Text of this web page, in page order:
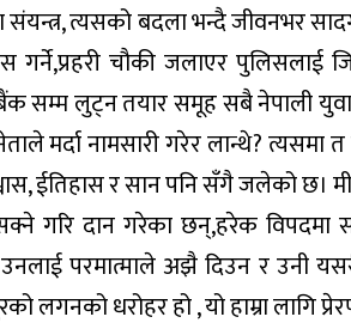
त्यसको बदला भन्दै जीवनभर
गर्ने,प्रहरी चौकी जलाएर पुलिसलाई
सम्म लुट्न तयार समूह सबै नेपाली
मर्दा नामसारी गरेर लान्थे?
विश्वास, ईतिहास र सान पनि सँगै
गरि दान गरेका छन्,हरेक
परमात्माले अझै दिउन र उनी
धरोहर हो , यो हाम्रा लागि